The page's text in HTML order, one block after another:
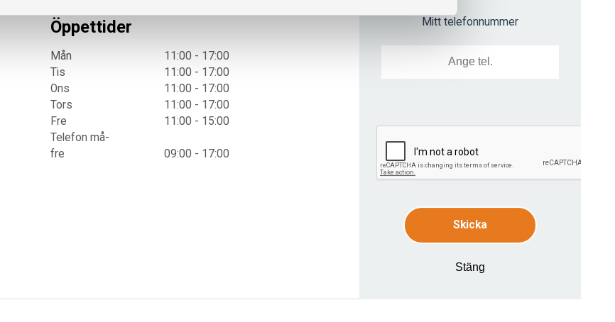
Öppettider
Mån
11:00 - 17:00
Tis
11:00 - 17:00
Ons
11:00 - 17:00
Tors
11:00 - 17:00
Fre
11:00 - 15:00
Telefon må-
fre
09:00 - 17:00
Mitt telefonnummer
Skicka
Stäng